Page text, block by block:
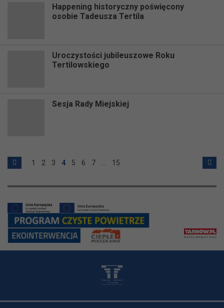
Happening historyczny poświęcony
osobie Tadeusza Tertila
Uroczystości jubileuszowe Roku
Tertilowskiego
Sesja Rady Miejskiej
1 2 3 4 5 6 7 15